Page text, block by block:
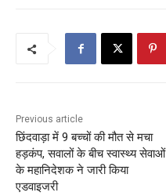
Previous article
छिंदवाड़ा में 9 बच्चों की मौत से मचा
हड़कंप, सवालों के बीच स्वास्थ्य सेवाओं
के महानिदेशक ने जारी किया
एडवाइजरी